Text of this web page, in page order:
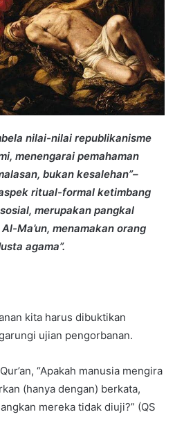
nilai-nilai republikanisme
menengarai pemahaman
bukan kesalehan”–
ritual-formal ketimbang
merupakan pangkal
Ma’un, menamakan orang
agama”.
kita harus dibuktikan
ujian pengorbanan.
“Apakah manusia mengira
(hanya dengan) berkata,
mereka tidak diuji?” (QS